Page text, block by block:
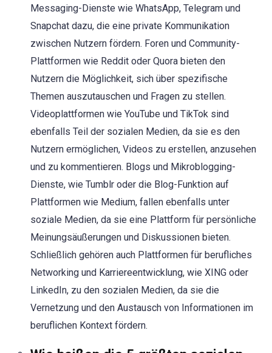
Messaging-Dienste wie WhatsApp, Telegram und
Snapchat dazu, die eine private Kommunikation
zwischen Nutzern fördern. Foren und Community-
Plattformen wie Reddit oder Quora bieten den
Nutzern die Möglichkeit, sich über spezifische
Themen auszutauschen und Fragen zu stellen.
Videoplattformen wie YouTube und TikTok sind
ebenfalls Teil der sozialen Medien, da sie es den
Nutzern ermöglichen, Videos zu erstellen, anzusehen
und zu kommentieren. Blogs und Mikroblogging-
Dienste, wie Tumblr oder die Blog-Funktion auf
Plattformen wie Medium, fallen ebenfalls unter
soziale Medien, da sie eine Plattform für persönliche
Meinungsäußerungen und Diskussionen bieten.
Schließlich gehören auch Plattformen für berufliches
Networking und Karriereentwicklung, wie XING oder
LinkedIn, zu den sozialen Medien, da sie die
Vernetzung und den Austausch von Informationen im
beruflichen Kontext fördern.